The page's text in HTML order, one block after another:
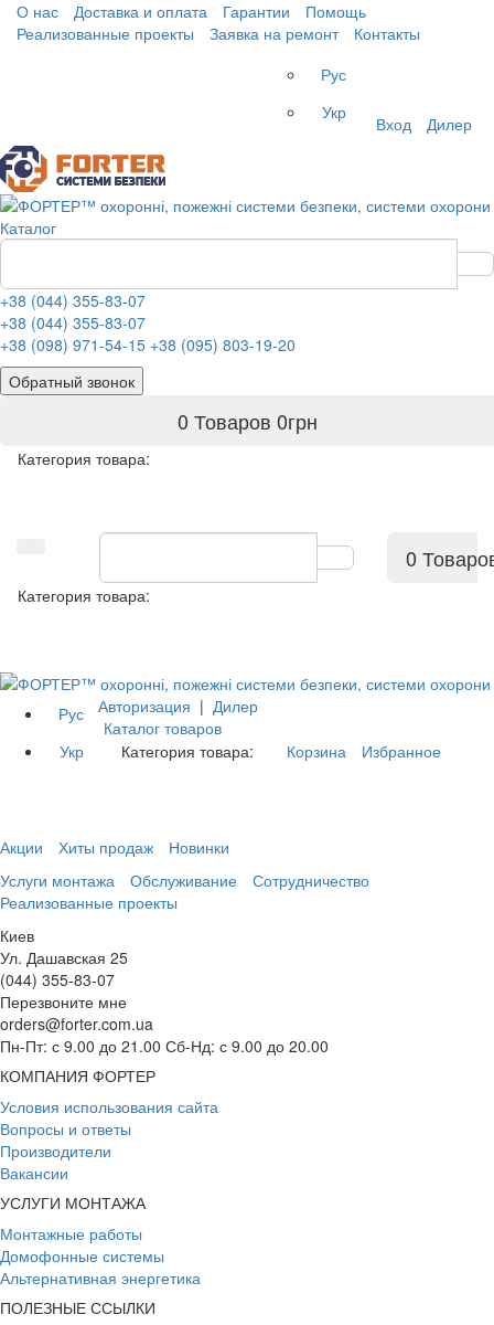
О нас Доставка и оплата Гарантии
Помощь
Реализованные проекты
Заявка на ремонт
Контакты
Рус
Укр
Вход Дилер
Каталог
+38 (044) 355-83-07
+38 (044) 355-83-07
+38 (098) 971-54-15 +38 (095) 803-19-20
Обратный звонок
0 Товаров 0грн
Категория товара:
0
Категория товара:
Рус
Укр
Авторизация | Дилер
Каталог товаров
Категория товара:
Корзина Избранное
Акции Хиты продаж
Новинки
Услуги монтажа
Обслуживание
Сотрудничество
Реализованные проекты
Киев
Ул. Дашавская 25
(044) 355-83-07
Перезвоните мне
orders@forter.com.ua
Пн-Пт: с 9.00 до 21.00 Сб-Нд: с 9.00 до 20.00
КОМПАНИЯ ФОРТЕР
Условия использования сайта
Вопросы и ответы
Производители
Вакансии
УСЛУГИ МОНТАЖА
Монтажные работы
Домофонные системы
Альтернативная энергетика
ПОЛЕЗНЫЕ ССЫЛКИ